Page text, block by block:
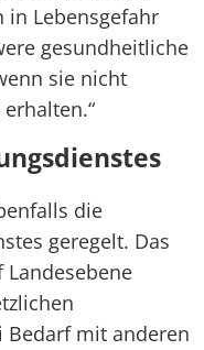
in Lebensgefahr
gesundheitliche
sie nicht
die
geregelt. Das
Bedarf mit anderen